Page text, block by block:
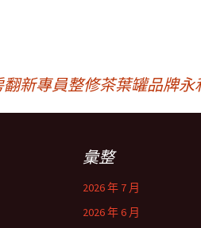
新專員整修茶葉罐品牌
彙整
2026 年 7 月
2026 年 6 月